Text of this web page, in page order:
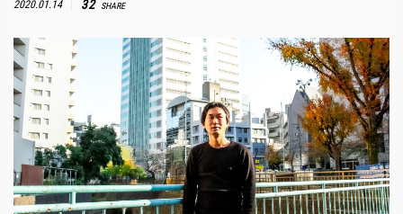
2020.01.14 32 SHARE